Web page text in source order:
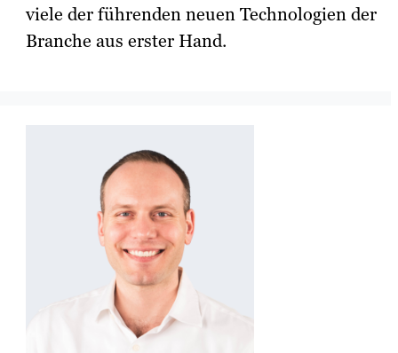
viele der führenden neuen Technologien der
Branche aus erster Hand.